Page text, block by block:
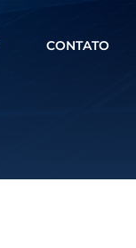
CONTATO